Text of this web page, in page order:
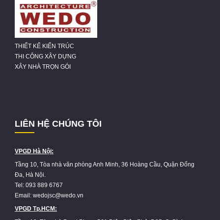
THIẾT KẾ KIẾN TRÚC
THI CÔNG XÂY DỰNG
XÂY NHÀ TRỌN GÓI
LIÊN HỆ CHÚNG TÔI
VPGD Hà Nội:
Tầng 10, Tòa nhà văn phòng Anh Minh, 36 Hoàng Cầu, Quận Đống
Đa, Hà Nội.
Tel: 093 889 6767
Email: wedojsc@wedo.vn
VPGD Tp.HCM: